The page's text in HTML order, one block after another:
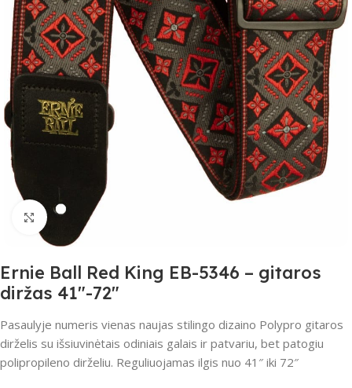
Spustelėkite, jei norite padidinti
Ernie Ball Red King EB-5346 – gitaros
diržas 41″-72″
Pasaulyje numeris vienas naujas stilingo dizaino Polypro gitaros
dirželis su išsiuvinėtais odiniais galais ir patvariu, bet patogiu
polipropileno dirželiu. Reguliuojamas ilgis nuo 41″ iki 72″